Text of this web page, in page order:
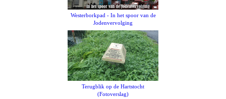
Westerborkpad - In het spoor van de
Jodenvervolging
Terugblik op de Hartstocht
(Fotoverslag)